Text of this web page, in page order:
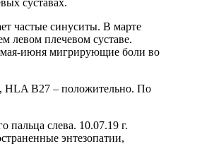
суставах.
частые синуситы. В марте
левом плечевом суставе.
мая‑июня мигрирующие боли во
HLA B27 – положительно. По
пальца слева. 10.07.19 г.
энтезопатии,